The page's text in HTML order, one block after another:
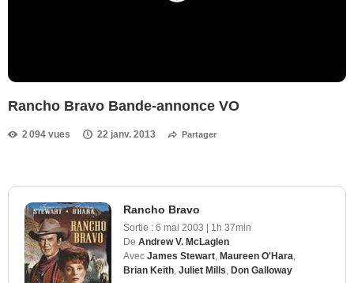
Rancho Bravo Bande-annonce VO
2 094 vues 22 janv. 2013 Partager
Rancho Bravo
Sortie : 6 mai 2003 | 1h 37min
De Andrew V. McLaglen
Avec James Stewart Maureen O'Hara
Brian Keith Juliet Mills Don Galloway